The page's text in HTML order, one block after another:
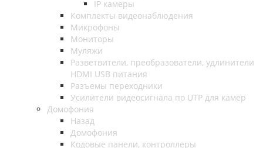
IP камеры
Комплекты видеонаблюдения
Микрофоны
Мониторы
Муляжи
Разветвители, преобразователи, удлинители
HDMI USB питания
Разъемы переходники
Усилители видеосигнала по UTP для камер
Домофония
Назад
Домофония
Кодовые панели, контроллеры